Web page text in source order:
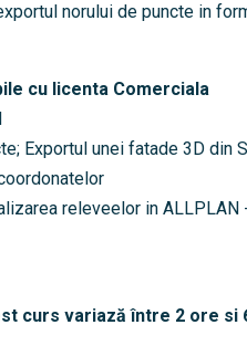
norului de puncte in
cu licenta Comerciala
Exportul unei fatade 3D din
releveelor in
curs variază între 2 ore si